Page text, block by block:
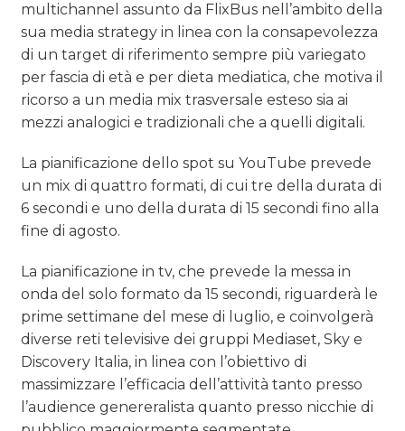
multichannel assunto da FlixBus nell’ambito della
sua media strategy in linea con la consapevolezza
di un target di riferimento sempre più variegato
per fascia di età e per dieta mediatica, che motiva il
ricorso a un media mix trasversale esteso sia ai
mezzi analogici e tradizionali che a quelli digitali.
La pianificazione dello spot su YouTube prevede
un mix di quattro formati, di cui tre della durata di
6 secondi e uno della durata di 15 secondi fino alla
fine di agosto.
La pianificazione in tv, che prevede la messa in
onda del solo formato da 15 secondi, riguarderà le
prime settimane del mese di luglio, e coinvolgerà
diverse reti televisive dei gruppi Mediaset, Sky e
Discovery Italia, in linea con l’obiettivo di
massimizzare l’efficacia dell’attività tanto presso
l’audience genereralista quanto presso nicchie di